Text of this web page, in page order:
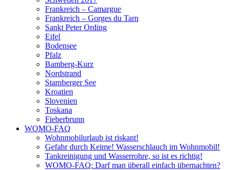
Frankreich – Camargue
Frankreich – Gorges du Tarn
Sankt Peter Ording
Eifel
Bodensee
Pfalz
Bamberg-Kurz
Nordstrand
Starnberger See
Kroatien
Slovenien
Toskana
Fieberbrunn
WOMO-FAQ
Wohnmobilurlaub ist riskant!
Gefahr durch Keime! Wasserschlauch im Wohnmobil!
Tankreinigung und Wasserrohre, so ist es richtig!
WOMO-FAQ: Darf man überall einfach übernachten?